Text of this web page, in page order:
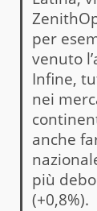
per
venuto
Infine,
nei
anche
più
(+0,8%).